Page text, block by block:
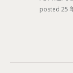
posted 25